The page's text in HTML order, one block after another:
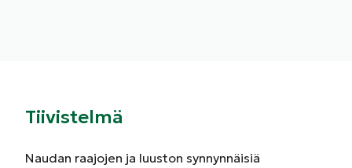
Tiivistelmä
Naudan raajojen ja luuston synnynnäisiä